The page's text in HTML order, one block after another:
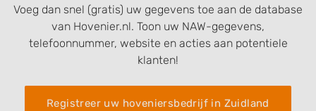
Voeg dan snel (gratis) uw gegevens toe aan de database
van Hovenier.nl. Toon uw NAW-gegevens,
telefoonnummer, website en acties aan potentiele
klanten!
Registreer uw hoveniersbedrijf in Zuidland